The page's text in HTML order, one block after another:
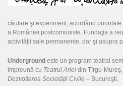
căutare şi experiment, acordând
a României postcomuniste. Fundaţia a
activităţii sale permanente, dar şi asupra
Underground este un program teatral
împreună cu Teatrul Ariel din Tîrgu-
Dezvoltarea Societăţii Civile – Bucureşti.